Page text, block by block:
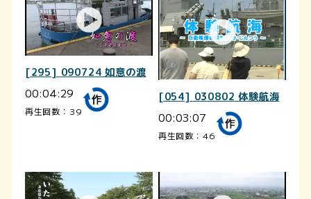
[295] 090724 如意の渡
00:04:29
再生回数：39
[054] 030802 体験航海
00:03:07
再生回数：46